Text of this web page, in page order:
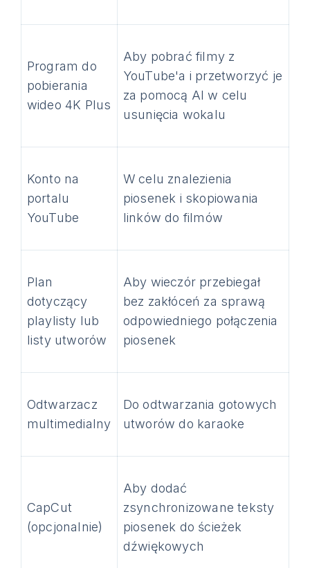
Program do
pobierania
wideo 4K Plus
Aby pobrać filmy z
YouTube'a i przetworzyć je
za pomocą AI w celu
usunięcia wokalu
Konto na
portalu
YouTube
W celu znalezienia
piosenek i skopiowania
linków do filmów
Plan
dotyczący
playlisty lub
listy utworów
Aby wieczór przebiegał
bez zakłóceń za sprawą
odpowiedniego połączenia
piosenek
Odtwarzacz
multimedialny
Do odtwarzania gotowych
utworów do karaoke
CapCut
(opcjonalnie)
Aby dodać
zsynchronizowane teksty
piosenek do ścieżek
dźwiękowych